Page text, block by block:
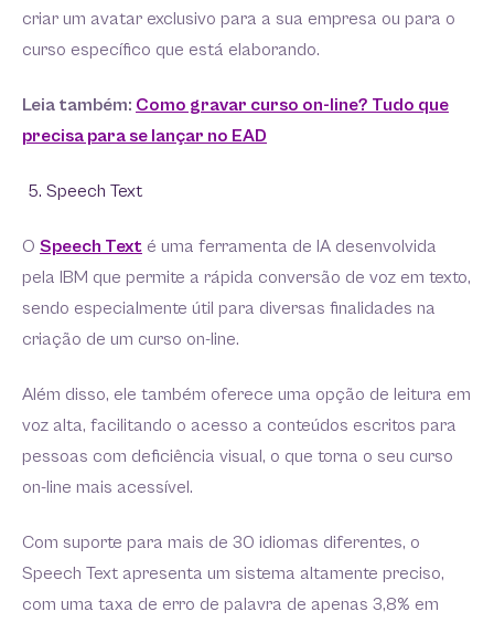
criar um avatar exclusivo para a sua empresa ou para o
curso específico que está elaborando.
Leia também: Como gravar curso on-line? Tudo que
precisa para se lançar no EAD
Speech Text
O Speech Text é uma ferramenta de IA desenvolvida
pela IBM que permite a rápida conversão de voz em texto,
sendo especialmente útil para diversas finalidades na
criação de um curso on-line.
Além disso, ele também oferece uma opção de leitura em
voz alta, facilitando o acesso a conteúdos escritos para
pessoas com deficiência visual, o que torna o seu curso
on-line mais acessível.
Com suporte para mais de 30 idiomas diferentes, o
Speech Text apresenta um sistema altamente preciso,
com uma taxa de erro de palavra de apenas 3,8% em